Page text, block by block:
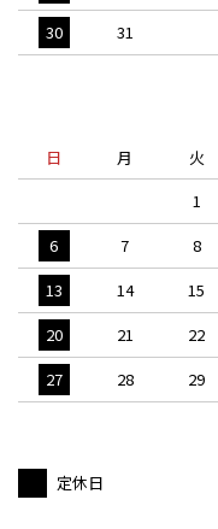
30
31
日 月 火
1
6
7 8
13
14 15
20
21 22
27
28 29
定休日